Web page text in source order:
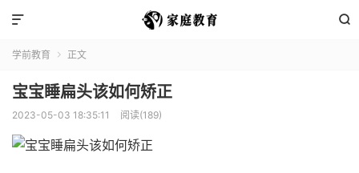


学前教育  正文
宝宝睡扁头该如何矫正
2023-05-03 18:35:11 阅读(189)